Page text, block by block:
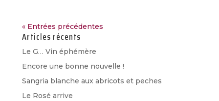
« Entrées précédentes
Articles récents
Le G… Vin éphémère
Encore une bonne nouvelle !
Sangria blanche aux abricots et peches
Le Rosé arrive